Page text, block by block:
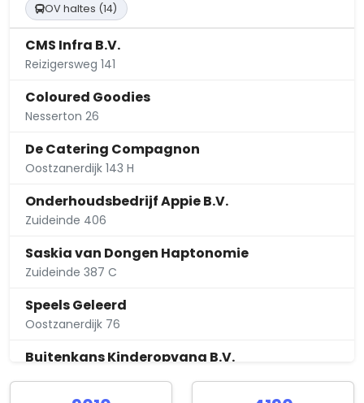
OV haltes (14)
CMS Infra B.V.
Reizigersweg 141
Coloured Goodies
Nesserton 26
De Catering Compagnon
Oostzanerdijk 143 H
Onderhoudsbedrijf Appie B.V.
Zuideinde 406
Saskia van Dongen Haptonomie
Zuideinde 387 C
Speels Geleerd
Oostzanerdijk 76
Buitenkans Kinderopvang B.V.